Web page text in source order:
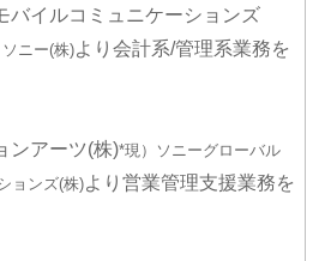
バイルコミュニケーションズ
ニー(株)より会計系/管理系業務を
ンアーツ(株)*現）ソニーグローバル
ョンズ(株)より営業管理支援業務を